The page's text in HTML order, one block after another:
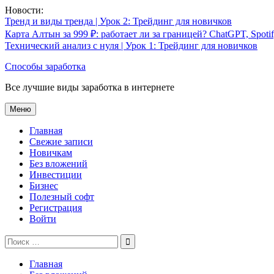
Перейти
к
содержимому
Новости:
Тренд и виды тренда | Урок 2: Трейдинг для новичков
Карта Алтын за 999 ₽: работает ли за границей? ChatGPT,
Технический анализ с нуля | Урок 1: Трейдинг для новичков
Способы заработка
Все лучшие виды заработка в интернете
Меню
Главная
Свежие записи
Новичкам
Без вложений
Инвестиции
Бизнес
Полезный софт
Регистрация
Войти
Поиск
по:
Главная